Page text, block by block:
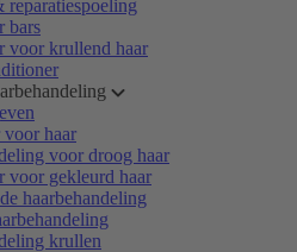
bars
voor krullend haar
voor haar
voor droog haar
voor gekleurd haar
haarbehandeling
krullen